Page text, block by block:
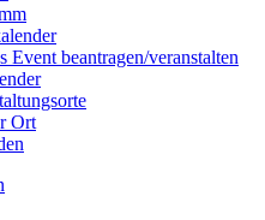
Event beantragen/veranstalten
Ort